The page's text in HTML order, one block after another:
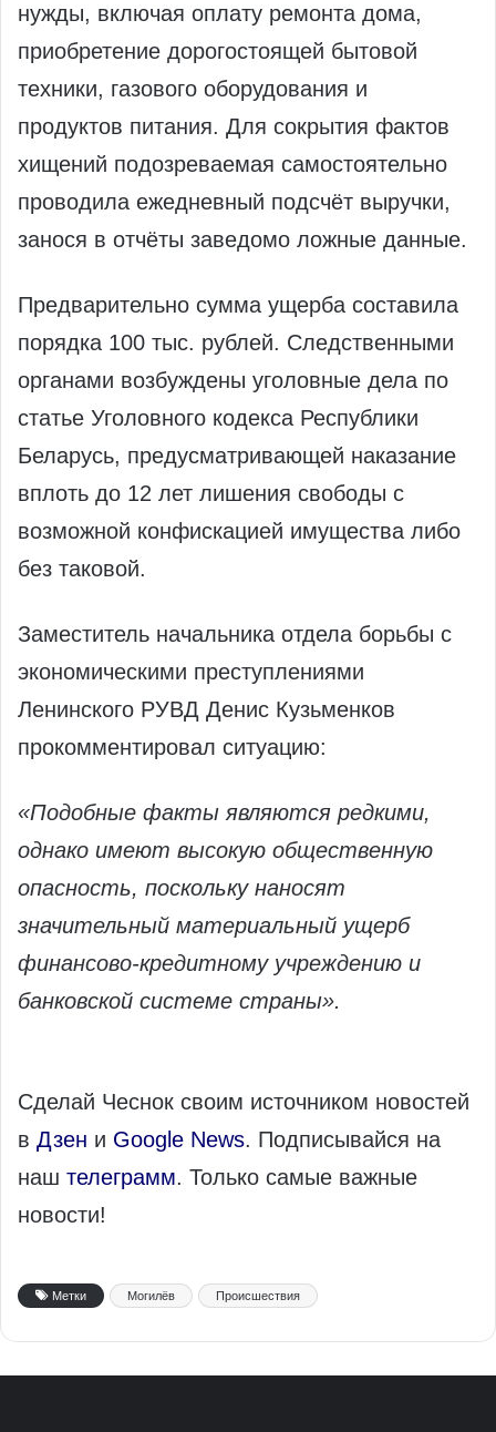
нужды, включая оплату ремонта дома,
приобретение дорогостоящей бытовой
техники, газового оборудования и
продуктов питания. Для сокрытия фактов
хищений подозреваемая самостоятельно
проводила ежедневный подсчёт выручки,
занося в отчёты заведомо ложные данные.
Предварительно сумма ущерба составила
порядка 100 тыс. рублей. Следственными
органами возбуждены уголовные дела по
статье Уголовного кодекса Республики
Беларусь, предусматривающей наказание
вплоть до 12 лет лишения свободы с
возможной конфискацией имущества либо
без таковой.
Заместитель начальника отдела борьбы с
экономическими преступлениями
Ленинского РУВД Денис Кузьменков
прокомментировал ситуацию:
«Подобные факты являются редкими,
однако имеют высокую общественную
опасность, поскольку наносят
значительный материальный ущерб
финансово-кредитному учреждению и
банковской системе страны».
Сделай Чеснок своим источником новостей
в Дзен и Google News. Подписывайся на
наш телеграмм. Только самые важные
новости!
Метки Могилёв Происшествия